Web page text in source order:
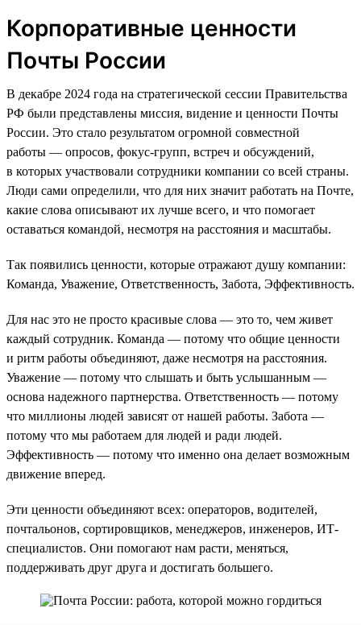
Корпоративные ценности
Почты России
В декабре 2024 года на стратегической сессии Правительства
РФ были представлены миссия, видение и ценности Почты
России. Это стало результатом огромной совместной
работы — опросов, фокус-групп, встреч и обсуждений,
в которых участвовали сотрудники компании со всей страны.
Люди сами определили, что для них значит работать на Почте,
какие слова описывают их лучше всего, и что помогает
оставаться командой, несмотря на расстояния и масштабы.
Так появились ценности, которые отражают душу компании:
Команда, Уважение, Ответственность, Забота, Эффективность.
Для нас это не просто красивые слова — это то, чем живет
каждый сотрудник. Команда — потому что общие ценности
и ритм работы объединяют, даже несмотря на расстояния.
Уважение — потому что слышать и быть услышанным —
основа надежного партнерства. Ответственность — потому
что миллионы людей зависят от нашей работы. Забота —
потому что мы работаем для людей и ради людей.
Эффективность — потому что именно она делает возможным
движение вперед.
Эти ценности объединяют всех: операторов, водителей,
почтальонов, сортировщиков, менеджеров, инженеров, ИТ-
специалистов. Они помогают нам расти, меняться,
поддерживать друг друга и достигать большего.